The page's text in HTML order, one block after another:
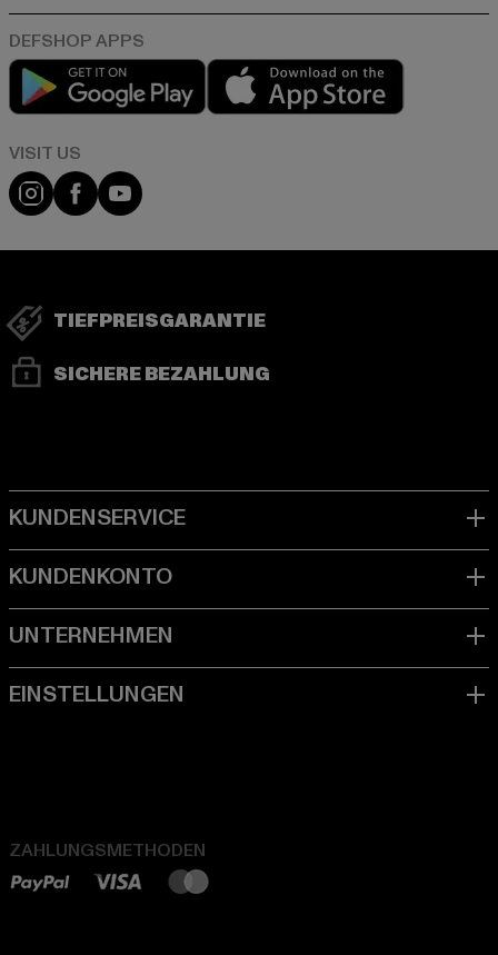
Play market
Visit our Instagram page:
Visit our Facebook page:
Visit our YouTube channel:
TIEFPREISGARANTIE
SICHERE BEZAHLUNG
ZAHLUNGSMETHODEN